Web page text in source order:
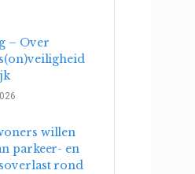
– Over
willen
parkeer- en
rond